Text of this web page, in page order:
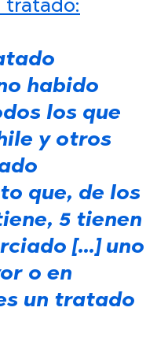
habido
los que
y otros
que, de los
5 tienen
[…] uno
o en
un tratado